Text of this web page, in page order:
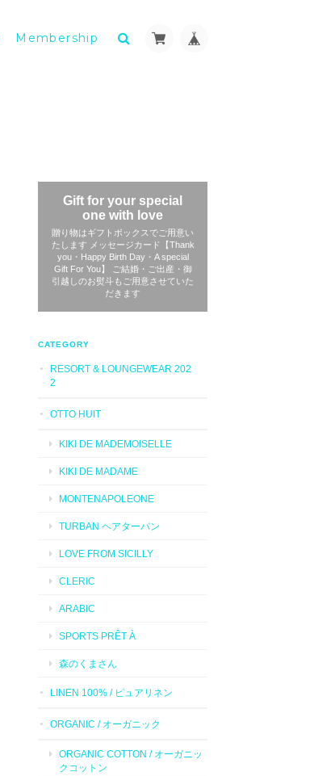
Membership
Gift for your special
one with love
贈り物はギフトボックスでご用意い
たします メッセージカード【Thank
you・Happy Birth Day・A special
Gift For You】 ご結婚・ご出産・御
引越しのお熨斗もご用意させていた
だきます
CATEGORY
RESORT & LOUNGEWEAR 202
2
OTTO HUIT
KIKI DE MADEMOISELLE
KIKI DE MADAME
MONTENAPOLEONE
TURBAN ヘアターバン
LOVE FROM SICILLY
CLERIC
ARABIC
SPORTS PRÊT À
森のくまさん
LINEN 100% / ピュアリネン
ORGANIC / オーガニック
ORGANIC COTTON / オーガニッ
クコットン